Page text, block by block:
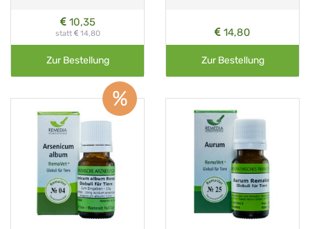
10,35
statt 14,80
Zur Bestellung
14,80
Zur Bestellung
%